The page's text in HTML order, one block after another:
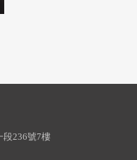
236號7樓